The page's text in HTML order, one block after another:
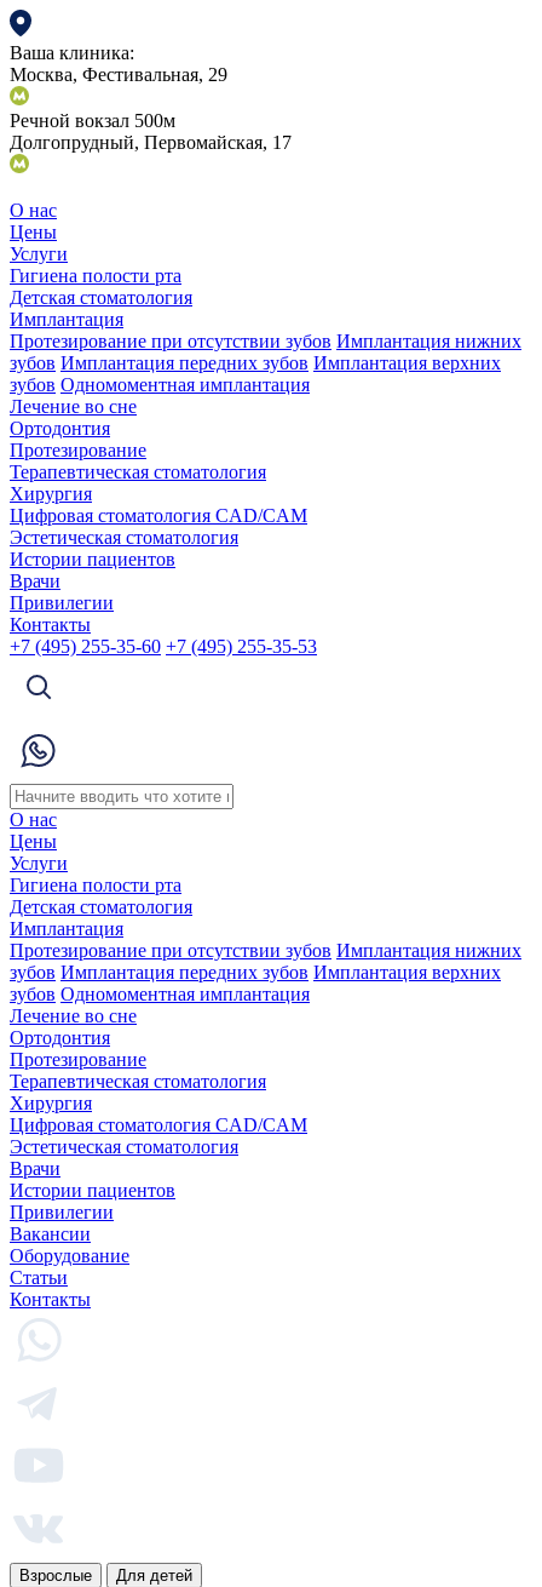
Ваша клиника:
Москва, Фестивальная, 29
Речной вокзал 500м
Долгопрудный, Первомайская, 17
О нас
Цены
Услуги
Гигиена полости рта
Детская стоматология
Имплантация
Протезирование при отсутствии зубов Имплантация нижних
зубов Имплантация передних зубов Имплантация верхних
зубов Одномоментная имплантация
Лечение во сне
Ортодонтия
Протезирование
Терапевтическая стоматология
Хирургия
Цифровая стоматология CAD/CAM
Эстетическая стоматология
Истории пациентов
Врачи
Привилегии
Контакты
+7 (495) 255-35-60 +7 (495) 255-35-53
О нас
Цены
Услуги
Гигиена полости рта
Детская стоматология
Имплантация
Протезирование при отсутствии зубов Имплантация нижних
зубов Имплантация передних зубов Имплантация верхних
зубов Одномоментная имплантация
Лечение во сне
Ортодонтия
Протезирование
Терапевтическая стоматология
Хирургия
Цифровая стоматология CAD/CAM
Эстетическая стоматология
Врачи
Истории пациентов
Привилегии
Вакансии
Оборудование
Статьи
Контакты
Взрослые Для детей